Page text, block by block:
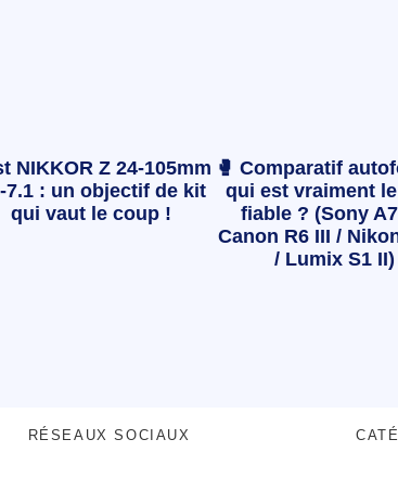
NIKKOR Z 24-105mm
7.1 : un objectif de kit
qui vaut le coup !
🥊 Comparatif
qui est vraiment
fiable ? (Sony
Canon R6 III /
/ Lumix S1 II)
RÉSEAUX SOCIAUX